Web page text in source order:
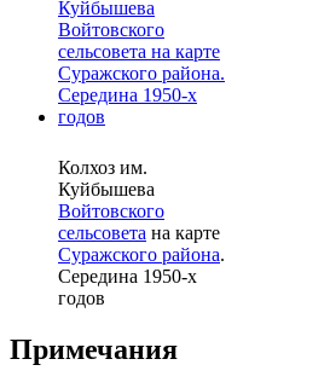
Колхоз им.
Куйбышева
Войтовского
сельсовета на карте
Суражского района.
Середина 1950-х
годов
Примечания